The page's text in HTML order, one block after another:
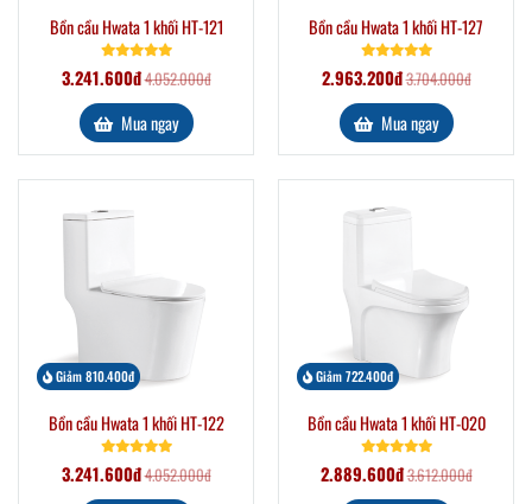
Bồn cầu Hwata 1 khối HT-121
3.241.600đ4.052.000đ
Mua ngay
Bồn cầu Hwata 1 khối HT-127
2.963.200đ3.704.000đ
Mua ngay
Giảm 810.400đ
Bồn cầu Hwata 1 khối HT-122
3.241.600đ4.052.000đ
Giảm 722.400đ
Bồn cầu Hwata 1 khối HT-020
2.889.600đ3.612.000đ